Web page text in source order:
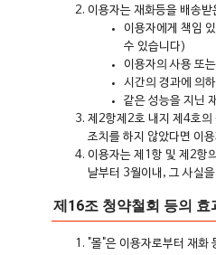
이용자는 재화등을 배송
이용자에게 책임
수 있습니다)
이용자의 사용 또
시간의 경과에 의
같은 성능을 지닌
제2항제2호 내지 제4호의
조치를 하지 않았다면 이
이용자는 제1항 및 제2항
날부터 3월이내, 그 사실
제16조 청약철회 등의 효
"몰"은 이용자로부터 재